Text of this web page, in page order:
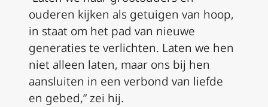
ouderen kijken als getuigen van hoop,
in staat om het pad van nieuwe
generaties te verlichten. Laten we hen
niet alleen laten, maar ons bij hen
aansluiten in een verbond van liefde
en gebed,” zei hij.